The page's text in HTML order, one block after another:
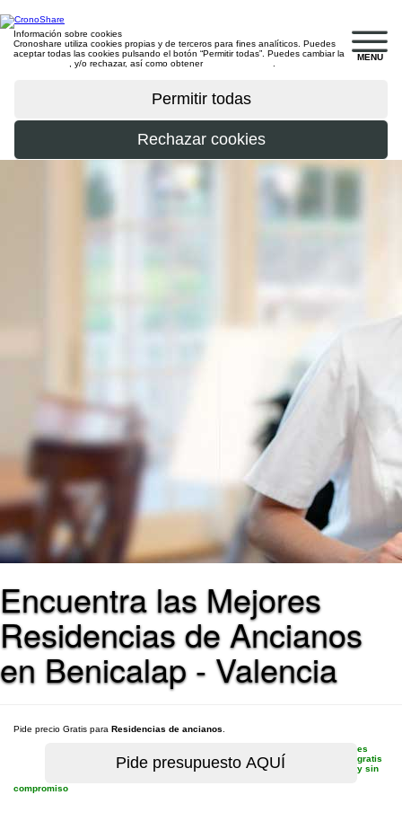
MENU
Información sobre cookies
Cronoshare utiliza cookies propias y de terceros para fines analíticos. Puedes
aceptar todas las cookies pulsando el botón “Permitir todas”. Puedes cambiar la
, y/o rechazar, así como obtener
Encuentra las Mejores
Residencias de Ancianos
en Benicalap - Valencia
Pide precio Gratis para Residencias de ancianos
es
gratis
y sin
compromiso